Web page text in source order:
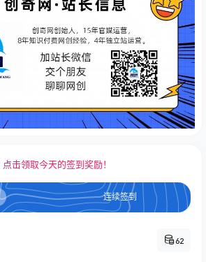
点击领取今天的签到奖励！
连续签到
62